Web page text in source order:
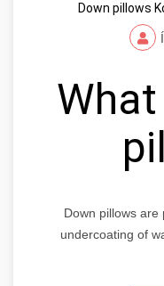
Down pillows
Down pillows are
undercoating of